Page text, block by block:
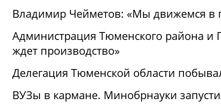
Владимир Чейметов: «Мы движемся в
Администрация Тюменского района и
ждет производство»
Делегация Тюменской области
ВУЗы в кармане. Минобрнауки